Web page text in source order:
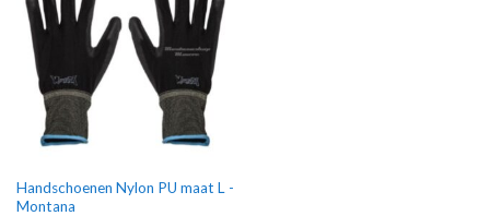
Handschoenen Nylon PU maat L -
Montana